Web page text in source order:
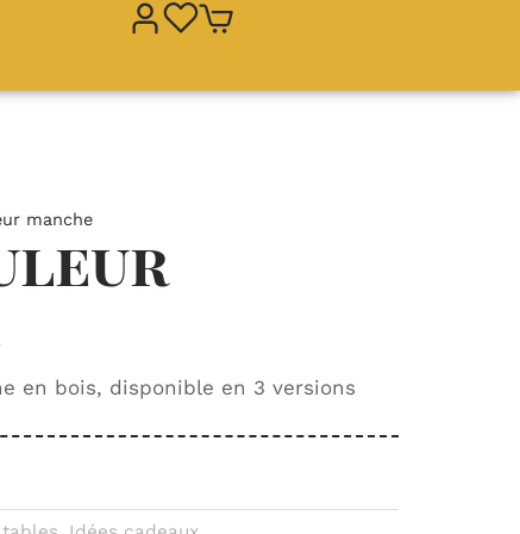
manche
en bois, disponible en 3 versions